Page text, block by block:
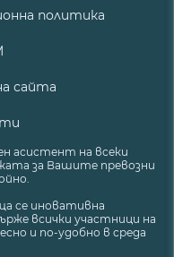
политика
сайта
асистент на всеки
за Вашите превозни
се иновативна
всички участници на
и по-удобно в среда